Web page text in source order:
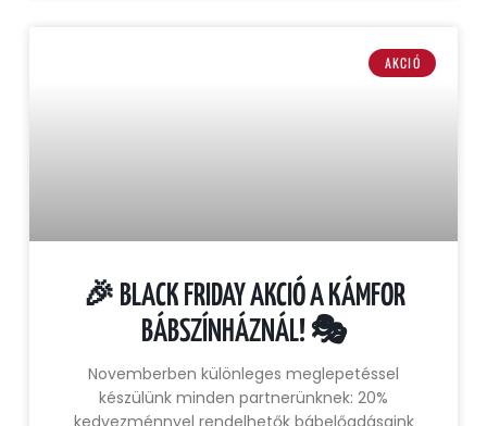
AKCIÓ
🎉 BLACK FRIDAY AKCIÓ A KÁMFOR
BÁBSZÍNHÁZNÁL! 🎭
Novemberben különleges meglepetéssel
készülünk minden partnerünknek: 20%